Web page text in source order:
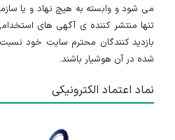
می شود و وابسته به هیچ نهاد و یا
تنها منتشر کننده ی آگهی های
بازدید کنندگان محترم سایت خود
شده در آن هوشیار باشند.
نماد اعتماد الکترونیکی